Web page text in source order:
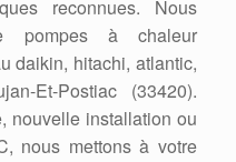
reconnues. Nous
pompes à chaleur
daikin, hitachi, atlantic,
Et-Postiac (33420).
nouvelle installation ou
nous mettons à votre